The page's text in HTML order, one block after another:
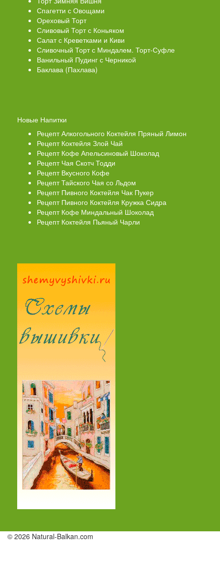
Спагетти с Овощами
Ореховый Торт
Сливовый Торт с Коньяком
Салат с Креветками и Киви
Сливочный Торт с Миндалем. Торт-Суфле
Ванильный Пудинг с Черникой
Баклава (Пахлава)
Новые Напитки
Рецепт Алкогольного Коктейля Пряный Лимон
Рецепт Коктейля Злой Чай
Рецепт Кофе Апельсиновый Шоколад
Рецепт Чая Скотч Тодди
Рецепт Вкусного Кофе
Рецепт Тайского Чая со Льдом
Рецепт Пивного Коктейля Чак Пукер
Рецепт Пивного Коктейля Кружка Сидра
Рецепт Кофе Миндальный Шоколад
Рецепт Коктейля Пьяный Чарли
© 2026 Natural-Balkan.com